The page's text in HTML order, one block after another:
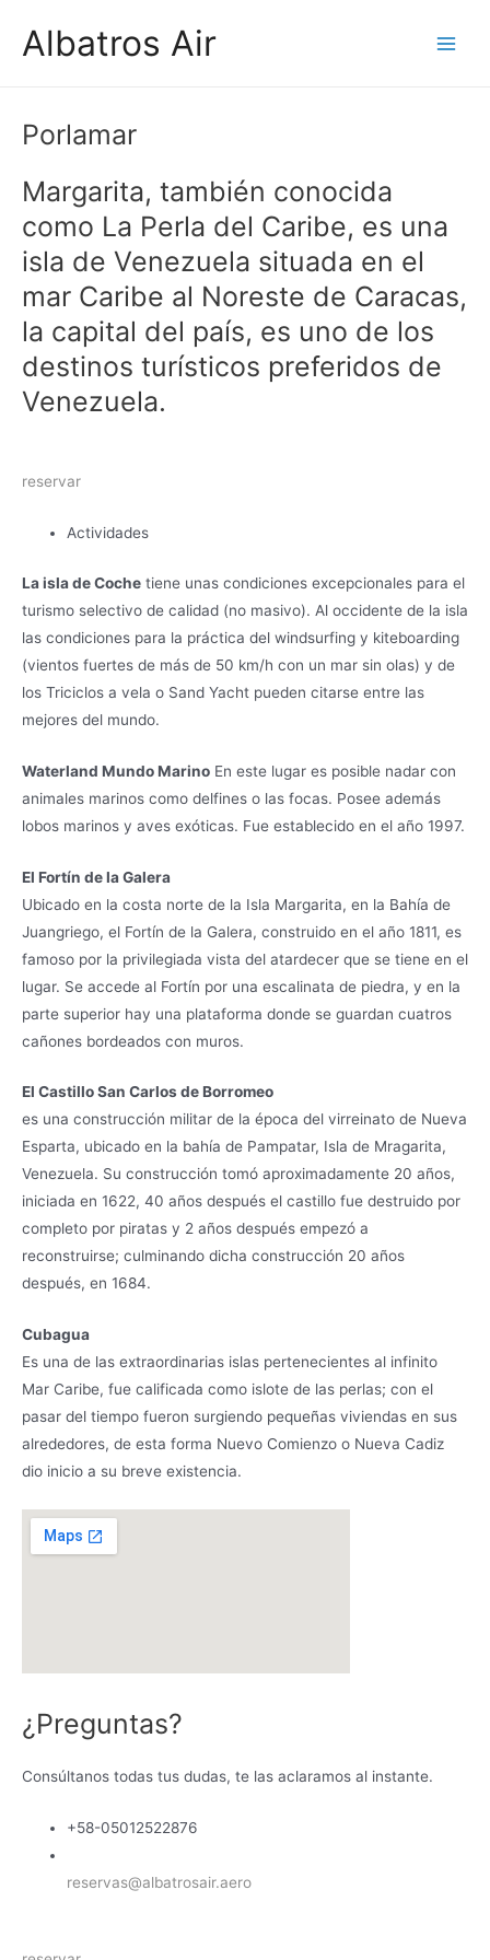
Albatros Air
Porlamar
Margarita, también conocida
como La Perla del Caribe, es una
isla de Venezuela situada en el
mar Caribe al Noreste de Caracas,
la capital del país, es uno de los
destinos turísticos preferidos de
Venezuela.
reservar
Actividades
La isla de Coche tiene unas condiciones excepcionales para el
turismo selectivo de calidad (no masivo). Al occidente de la isla
las condiciones para la práctica del windsurfing y kiteboarding
(vientos fuertes de más de 50 km/h con un mar sin olas) y de
los Triciclos a vela o Sand Yacht pueden citarse entre las
mejores del mundo.
Waterland Mundo Marino En este lugar es posible nadar con
animales marinos como delfines o las focas. Posee además
lobos marinos y aves exóticas. Fue establecido en el año 1997.
El Fortín de la Galera
Ubicado en la costa norte de la Isla Margarita, en la Bahía de
Juangriego, el Fortín de la Galera, construido en el año 1811, es
famoso por la privilegiada vista del atardecer que se tiene en el
lugar. Se accede al Fortín por una escalinata de piedra, y en la
parte superior hay una plataforma donde se guardan cuatros
cañones bordeados con muros.
El Castillo San Carlos de Borromeo
es una construcción militar de la época del virreinato de Nueva
Esparta, ubicado en la bahía de Pampatar, Isla de Mragarita,
Venezuela. Su construcción tomó aproximadamente 20 años,
iniciada en 1622, 40 años después el castillo fue destruido por
completo por piratas y 2 años después empezó a
reconstruirse; culminando dicha construcción 20 años
después, en 1684.
Cubagua
Es una de las extraordinarias islas pertenecientes al infinito
Mar Caribe, fue calificada como islote de las perlas; con el
pasar del tiempo fueron surgiendo pequeñas viviendas en sus
alrededores, de esta forma Nuevo Comienzo o Nueva Cadiz
dio inicio a su breve existencia.
¿Preguntas?
Consúltanos todas tus dudas, te las aclaramos al instante.
+58-05012522876
reservas@albatrosair.aero